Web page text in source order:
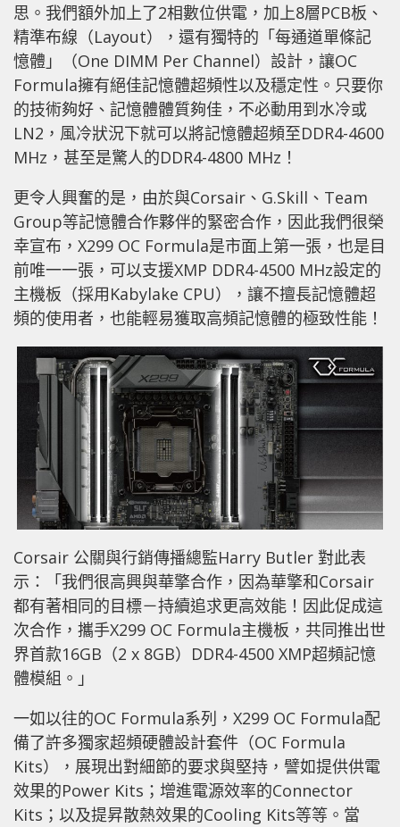
思。我們額外加上了2相數位供電，加上8層PCB板、
精準布線（Layout），還有獨特的「每通道單條記
憶體」（One DIMM Per Channel）設計，讓OC
Formula擁有絕佳記憶體超頻性以及穩定性。只要你
的技術夠好、記憶體體質夠佳，不必動用到水冷或
LN2，風冷狀況下就可以將記憶體超頻至DDR4-4600
MHz，甚至是驚人的DDR4-4800 MHz！
更令人興奮的是，由於與Corsair、G.Skill、Team
Group等記憶體合作夥伴的緊密合作，因此我們很榮
幸宣布，X299 OC Formula是市面上第一張，也是目
前唯一一張，可以支援XMP DDR4-4500 MHz設定的
主機板（採用Kabylake CPU），讓不擅長記憶體超
頻的使用者，也能輕易獲取高頻記憶體的極致性能！
Corsair 公關與行銷傳播總監Harry Butler 對此表
示：「我們很高興與華擎合作，因為華擎和Corsair
都有著相同的目標－持續追求更高效能！因此促成這
次合作，攜手X299 OC Formula主機板，共同推出世
界首款16GB（2 x 8GB）DDR4-4500 XMP超頻記憶
體模組。」
一如以往的OC Formula系列，X299 OC Formula配
備了許多獨家超頻硬體設計套件（OC Formula
Kits），展現出對細節的要求與堅持，譬如提供供電
效果的Power Kits；增進電源效率的Connector
Kits；以及提昇散熱效果的Cooling Kits等等。當